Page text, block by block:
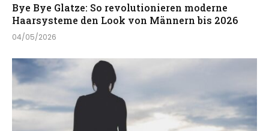
Bye Bye Glatze: So revolutionieren moderne
Haarsysteme den Look von Männern bis 2026
04/05/2026